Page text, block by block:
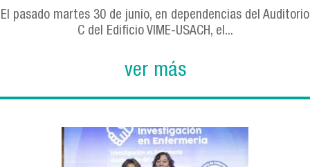
El pasado martes 30 de junio, en dependencias del Auditorio
C del Edificio VIME-USACH, el...
ver más